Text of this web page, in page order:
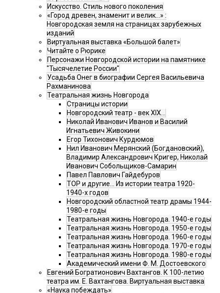
Искусство. Стиль нового поколения
«Город древен, знаменит и велик…» :
Новгородская земля на страницах зарубежных
изданий
Виртуальная выставка «Большой балет»
Читайте о Рюрике
Персонажи Новгородской истории на памятнике
"Тысячелетие России"
Усадьба Онег в биографии Сергея Васильевича
Рахманинова
Театральная жизнь Новгорода
Страницы истории
Новгородский театр - век XIX…
Николай Иванович Иванов и Василий
Игнатьевич Живокини
Егор Тихонович Курдюмов
Нил Иванович Мерянский (Богдановский),
Владимир Александрович Кригер, Николай
Иванович Собольщиков-Самарин
Павел Павлович Гайдебуров
ТОР и другие… Из истории театра 1920-
1940-х годов
Новгородский областной театр драмы 1944-
1980-е годы
Театральная жизнь Новгорода. 1940-е годы
Театральная жизнь Новгорода. 1950-е годы
Театральная жизнь Новгорода. 1960-е годы
Театральная жизнь Новгорода. 1970-е годы
Театральная жизнь Новгорода. 1980-е годы
Академический имени Ф. М. Достоевского
Евгений Богратионович Вахтангов. К 100-летию
театра им. Е. Вахтангова. Виртуальная выставка
«Наука побеждать»